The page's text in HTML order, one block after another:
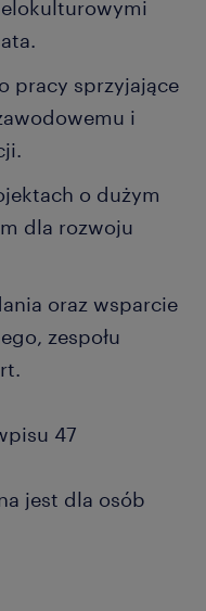
pracy sprzyjające
i
o dużym
dla rozwoju
oraz wsparcie
zespołu
47
jest dla osób